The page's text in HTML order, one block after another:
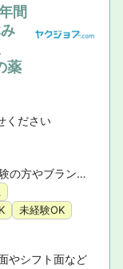
間
薬
ください
薬剤師免許,普通自動車免許※実務未経験の方やブランクのある方もご相談ください。
未経験OK
やシフト面など